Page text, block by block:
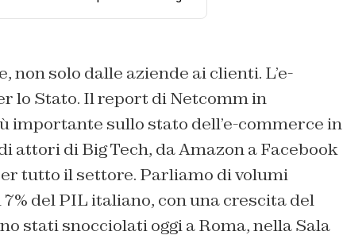
non solo dalle aziende ai clienti. L’e-
lo Stato. Il report di Netcomm in
importante sullo stato dell’e-commerce in
attori di Big Tech, da Amazon a Facebook
tutto il settore. Parliamo di volumi
del PIL italiano, con una crescita del
stati snocciolati oggi a Roma, nella Sala